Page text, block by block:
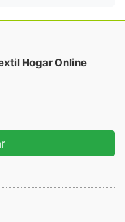
Hogar Online